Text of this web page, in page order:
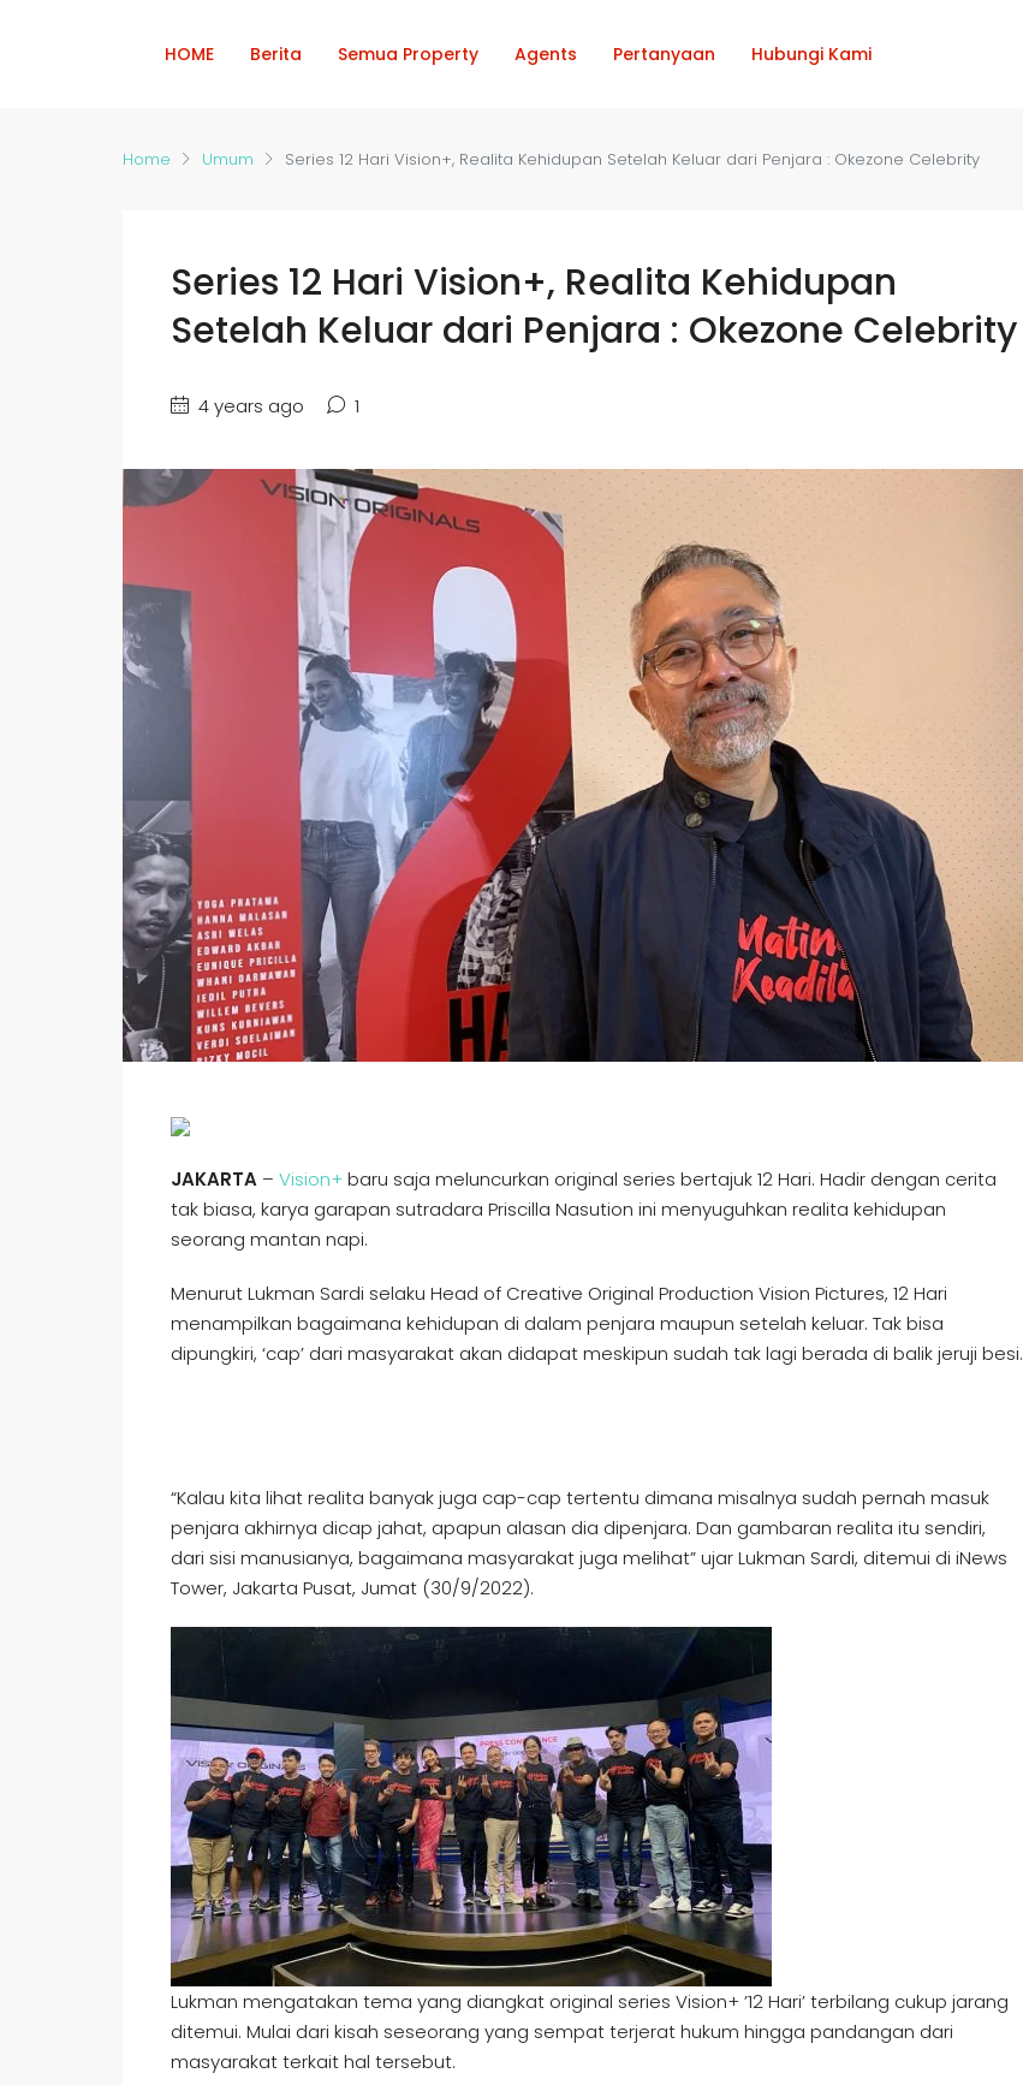
HOME Berita Semua Property Agents Pertanyaan Hubungi Kami
Home Umum Series 12 Hari Vision+, Realita Kehidupan Setelah Keluar dari Penjara : Okezone Celebrity
Series 12 Hari Vision+, Realita Kehidupan
Setelah Keluar dari Penjara : Okezone Celebrity
4 years ago 1
JAKARTA – Vision+baru saja meluncurkan original series bertajuk 12 Hari. Hadir dengan cerita
tak biasa, karya garapan sutradara Priscilla Nasution ini menyuguhkan realita kehidupan
seorang mantan napi.
Menurut Lukman Sardi selaku Head of Creative Original Production Vision Pictures, 12 Hari
menampilkan bagaimana kehidupan di dalam penjara maupun setelah keluar. Tak bisa
dipungkiri, ‘cap’ dari masyarakat akan didapat meskipun sudah tak lagi berada di balik jeruji besi.
“Kalau kita lihat realita banyak juga cap-cap tertentu dimana misalnya sudah pernah masuk
penjara akhirnya dicap jahat, apapun alasan dia dipenjara. Dan gambaran realita itu sendiri,
dari sisi manusianya, bagaimana masyarakat juga melihat” ujar Lukman Sardi, ditemui di iNews
Tower, Jakarta Pusat, Jumat (30/9/2022).
Lukman mengatakan tema yang diangkat original series Vision+ ’12 Hari’ terbilang cukup jarang
ditemui. Mulai dari kisah seseorang yang sempat terjerat hukum hingga pandangan dari
masyarakat terkait hal tersebut.